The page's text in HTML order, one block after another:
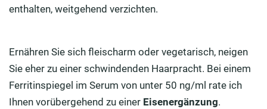
enthalten, weitgehend verzichten.
Ernähren Sie sich fleischarm oder vegetarisch, neigen
Sie eher zu einer schwindenden Haarpracht. Bei einem
Ferritinspiegel im Serum von unter 50 ng/ml rate ich
Ihnen vorübergehend zu einer Eisenergänzung.